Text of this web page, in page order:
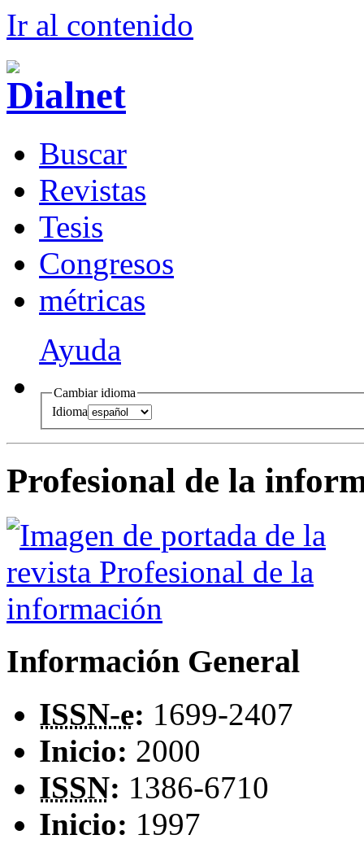
Ir al contenido
Buscar
Revistas
Tesis
Congresos
métricas
Ayuda
Cambiar idioma
Idioma
Profesional de la
Información General
ISSN-e: 1699-2407
Inicio: 2000
ISSN: 1386-6710
Inicio: 1997